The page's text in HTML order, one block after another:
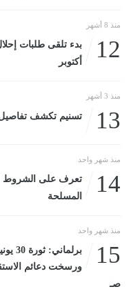
منذ 8 أشهر
12
أكتوبر
منذ 3 أشهر
13 تسنيم تكشف
منذ شهر واحد
14
تعرف على الشروط
المسلحة
منذ شهر واحد
15
صـ